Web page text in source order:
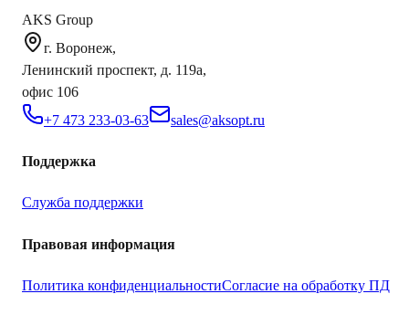
AKS Group
г. Воронеж,
Ленинский проспект, д. 119а,
офис 106
+7 473 233-03-63
sales@aksopt.ru
Поддержка
Служба поддержки
Правовая информация
Политика конфиденциальностиСогласие на обработку ПД